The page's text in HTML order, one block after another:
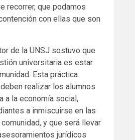
recorrer, que podamos
con ellas que son
de la UNSJ sostuvo que
universitaria es estar
Esta práctica
realizar los alumnos
a la economía social,
a inmiscuirse en las
y que será llevar
jurídicos